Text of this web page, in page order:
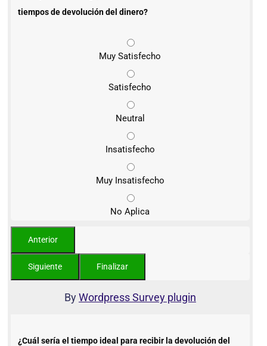
tiempos de devolución del dinero?
Muy Satisfecho
Satisfecho
Neutral
Insatisfecho
Muy Insatisfecho
No Aplica
ByWordpress Survey plugin
¿Cuál sería el tiempo ideal para recibir la devolución del